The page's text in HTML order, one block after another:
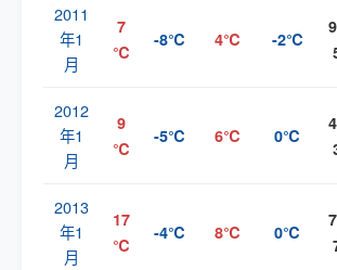
2011
年1
月
7
℃
-8℃ 4℃ -2℃
2012
年1
月
9
℃
-5℃ 6℃ 0℃
2013
年1
月
17
℃
-4℃ 8℃ 0℃